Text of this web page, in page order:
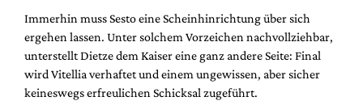
Immerhin muss Sesto eine Scheinhinrichtung über sich
ergehen lassen. Unter solchem Vorzeichen nachvollziehbar,
unterstellt Dietze dem Kaiser eine ganz andere Seite: Final
wird Vitellia verhaftet und einem ungewissen, aber sicher
keineswegs erfreulichen Schicksal zugeführt.